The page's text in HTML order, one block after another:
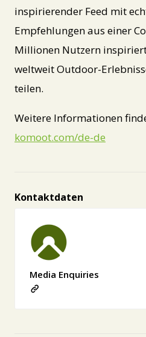
inspirierender Feed mit
Empfehlungen aus einer
Millionen Nutzern
weltweit Outdoor-
teilen.
Weitere Informationen
komoot.com/de-de
Kontaktdaten
Media Enquiries